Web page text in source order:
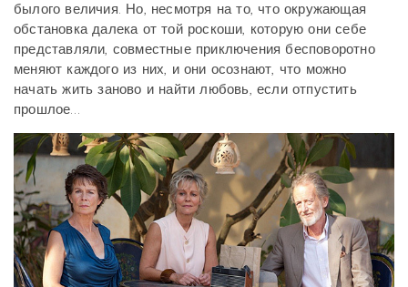
былого величия. Но, несмотря на то, что окружающая
обстановка далека от той роскоши, которую они себе
представляли, совместные приключения бесповоротно
меняют каждого из них, и они осознают, что можно
начать жить заново и найти любовь, если отпустить
прошлое…